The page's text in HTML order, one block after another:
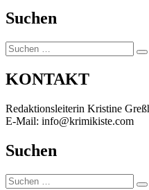
Suchen
Suchen
nach:
KONTAKT
Redaktionsleiterin Kristine
E-Mail: info@krimikiste.com
Suchen
Suchen